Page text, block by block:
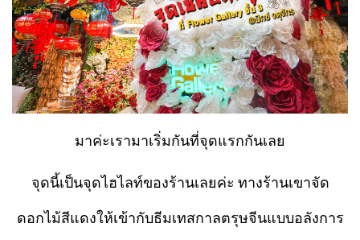
มาค่ะเรามาเริ่มกันที่จุดแรกกันเลย
จุดนี้เป็นจุดไฮไลท์ของร้านเลยค่ะ ทางร้านเขาจัด
ดอกไม้สีแดงให้เข้ากับธีมเทสกาลตรุษจีนแบบอลังการ